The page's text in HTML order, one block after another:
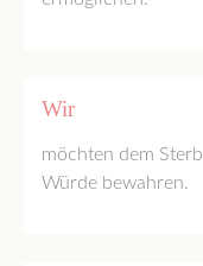
Wir
möchten dem
Würde bewahren.